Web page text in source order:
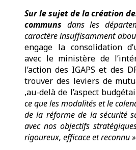
Sur le sujet de la création
communs dans les
caractère insuffisamment
engage la consolidation
avec le ministère de
l’action des IGAPS et des
trouver des leviers de
,au-delà de l’aspect
ce que les modalités et le
de la réforme de la sécurité
avec nos objectifs
rigoureux, efficace et reconnu